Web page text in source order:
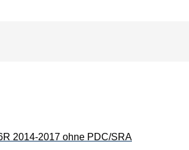
2014-2017 ohne PDC/SRA